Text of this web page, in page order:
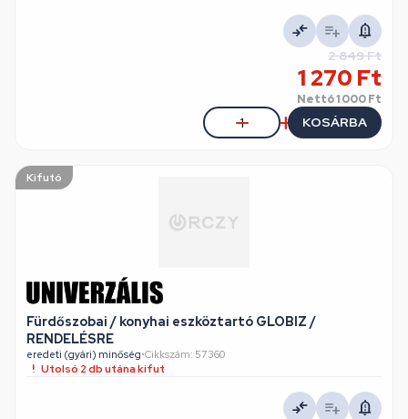
2 849 Ft
1 270 Ft
Nettó1 000 Ft
KOSÁRBA
Kifutó
Fürdőszobai / konyhai eszköztartó GLOBIZ /
RENDELÉSRE
eredeti (gyári) minőség•Cikkszám: 57360
Utolsó 2 db utána kifut